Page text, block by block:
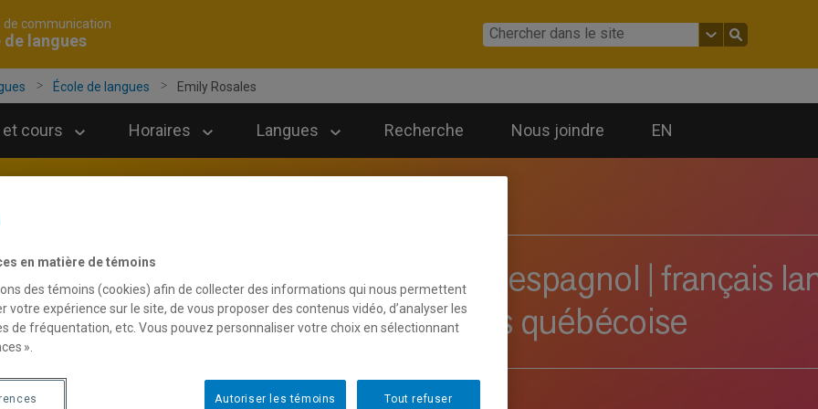
de communication
de langues
École de langues Emily Rosales
cours Horaires Langues Recherche Nous joindre EN
en matière de témoins
des témoins (cookies) afin de collecter des informations qui nous permettent
votre expérience sur le site, de vous proposer des contenus vidéo, d’analyser les
de fréquentation, etc. Vous pouvez personnaliser votre choix en sélectionnant
».
Tout refuser
Autoriser les témoins